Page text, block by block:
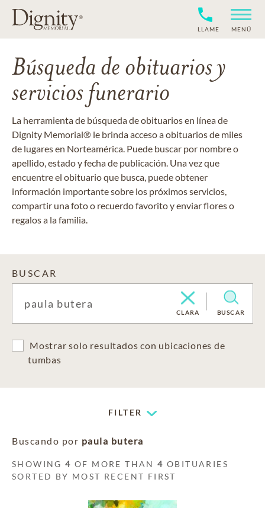
LLAME MENÚ
Búsqueda de obituarios y
servicios funerario
La herramienta de búsqueda de obituarios en línea de
Dignity Memorial® le brinda acceso a obituarios de miles
de lugares en Norteamérica. Puede buscar por nombre o
apellido, estado y fecha de publicación. Una vez que
encuentre el obituario que busca, puede obtener
información importante sobre los próximos servicios,
compartir una foto o recuerdo favorito y enviar flores o
regalos a la familia.
BUSCAR
CLARA BUSCAR
Mostrar solo resultados con ubicaciones de
tumbas
FILTER
Buscando por paula butera
SHOWING4 OF MORE THAN4 OBITUARIES
SORTED BY MOST RECENT FIRST